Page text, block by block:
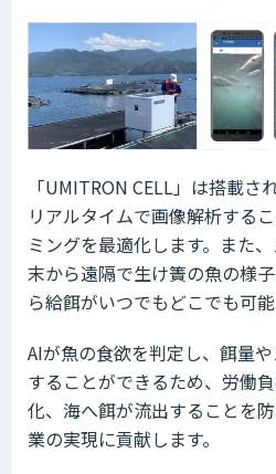
「UMITRON CELL」は搭載さ
リアルタイムで画像解析する
ミングを最適化します。また
末から遠隔で生け簀の魚の様
ら給餌がいつでもどこでも可能
AIが魚の食欲を判定し、餌量
することができるため、労働
化、海へ餌が流出することを
業の実現に貢献します。